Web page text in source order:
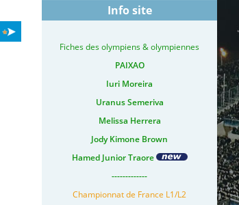
Info site
Fiches des olympiens & olympiennes
PAIXAO
Iuri Moreira
Uranus Semeriva
Melissa Herrera
Jody Kimone Brown
Hamed Junior Traore
-------------
Championnat de France L1/L2